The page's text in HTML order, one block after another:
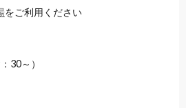
をご利用ください
30～）